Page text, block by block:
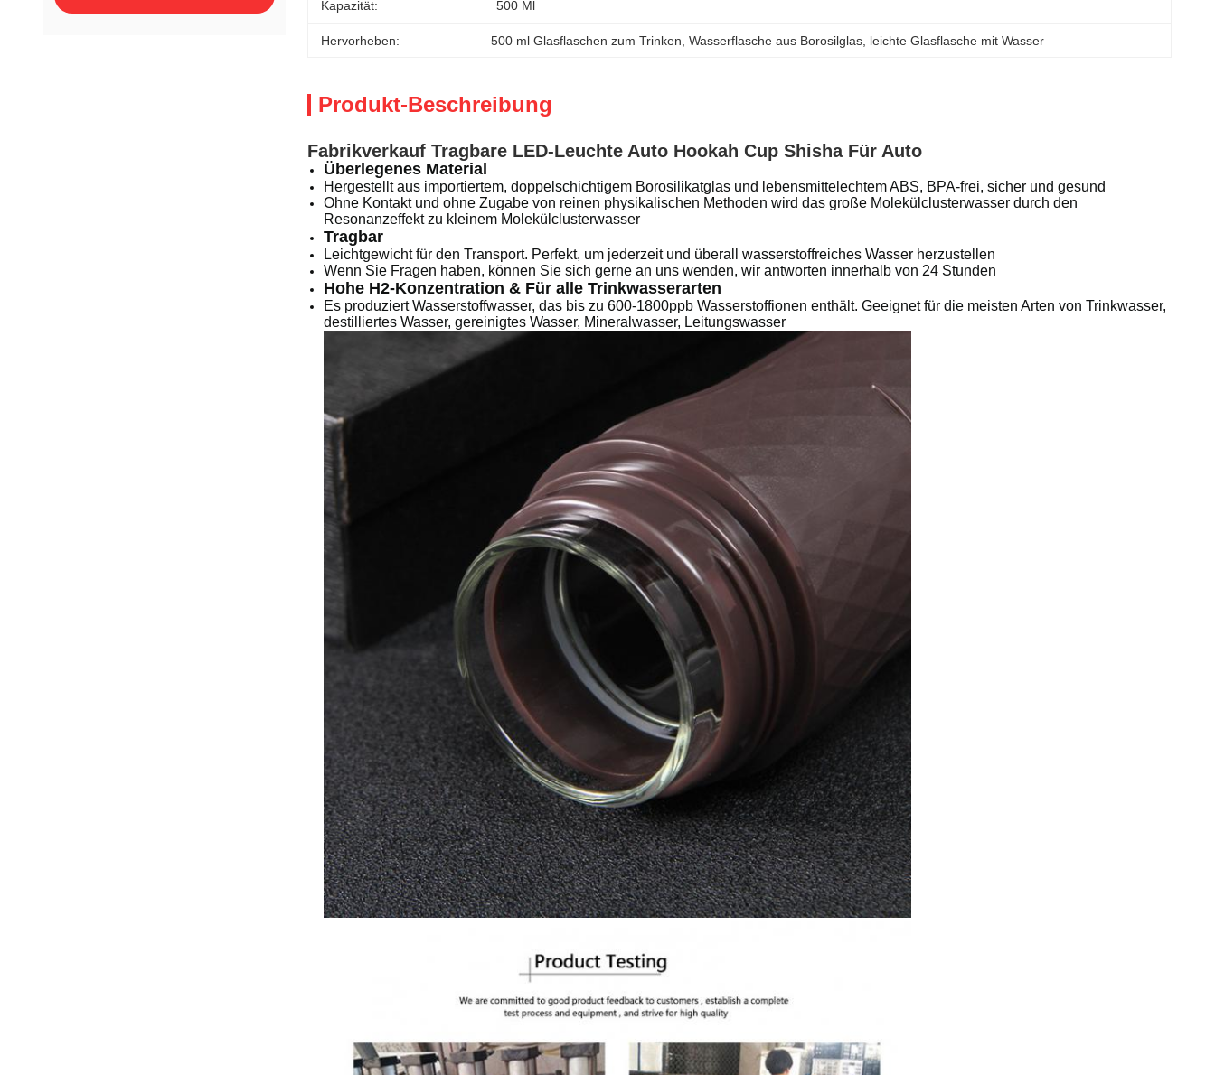
Kapazität: 500 Ml
Hervorheben: 500 ml Glasflaschen zum Trinken , Wasserflasche aus Borosilglas leichte Glasflasche mit Wasser
Produkt-Beschreibung
Fabrikverkauf Tragbare LED-Leuchte Auto Hookah Cup Shisha Für Auto
Überlegenes Material
Hergestellt aus importiertem, doppelschichtigem Borosilikatglas und lebensmittelechtem ABS, BPA-frei, sicher und gesund
Ohne Kontakt und ohne Zugabe von reinen physikalischen Methoden wird das große Molekülclusterwasser durch den
Resonanzeffekt zu kleinem Molekülclusterwasser
Tragbar
Leichtgewicht für den Transport. Perfekt, um jederzeit und überall wasserstoffreiches Wasser herzustellen
Wenn Sie Fragen haben, können Sie sich gerne an uns wenden, wir antworten innerhalb von 24 Stunden
Hohe H2-Konzentration & Für alle Trinkwasserarten
Es produziert Wasserstoffwasser, das bis zu 600-1800ppb Wasserstoffionen enthält. Geeignet für die meisten Arten von Trinkwasser,
destilliertes Wasser, gereinigtes Wasser, Mineralwasser, Leitungswasser